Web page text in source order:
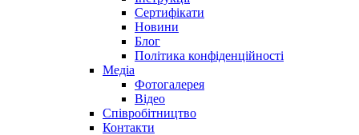
Сертифікати
Новини
Блог
Політика конфіденційності
Медіа
Фотогалерея
Відео
Співробітництво
Контакти